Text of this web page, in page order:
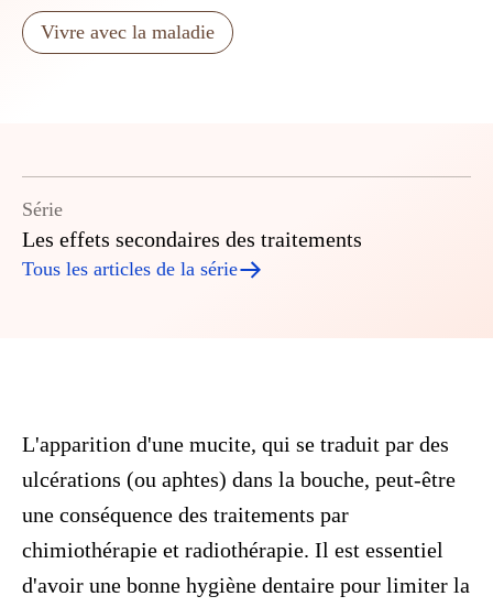
Vivre avec la maladie
Série
Les effets secondaires des traitements
Tous les articles de la série
L'apparition d'une mucite, qui se traduit par des
ulcérations (ou aphtes) dans la bouche, peut-être
une conséquence des traitements par
chimiothérapie et radiothérapie. Il est essentiel
d'avoir une bonne hygiène dentaire pour limiter la